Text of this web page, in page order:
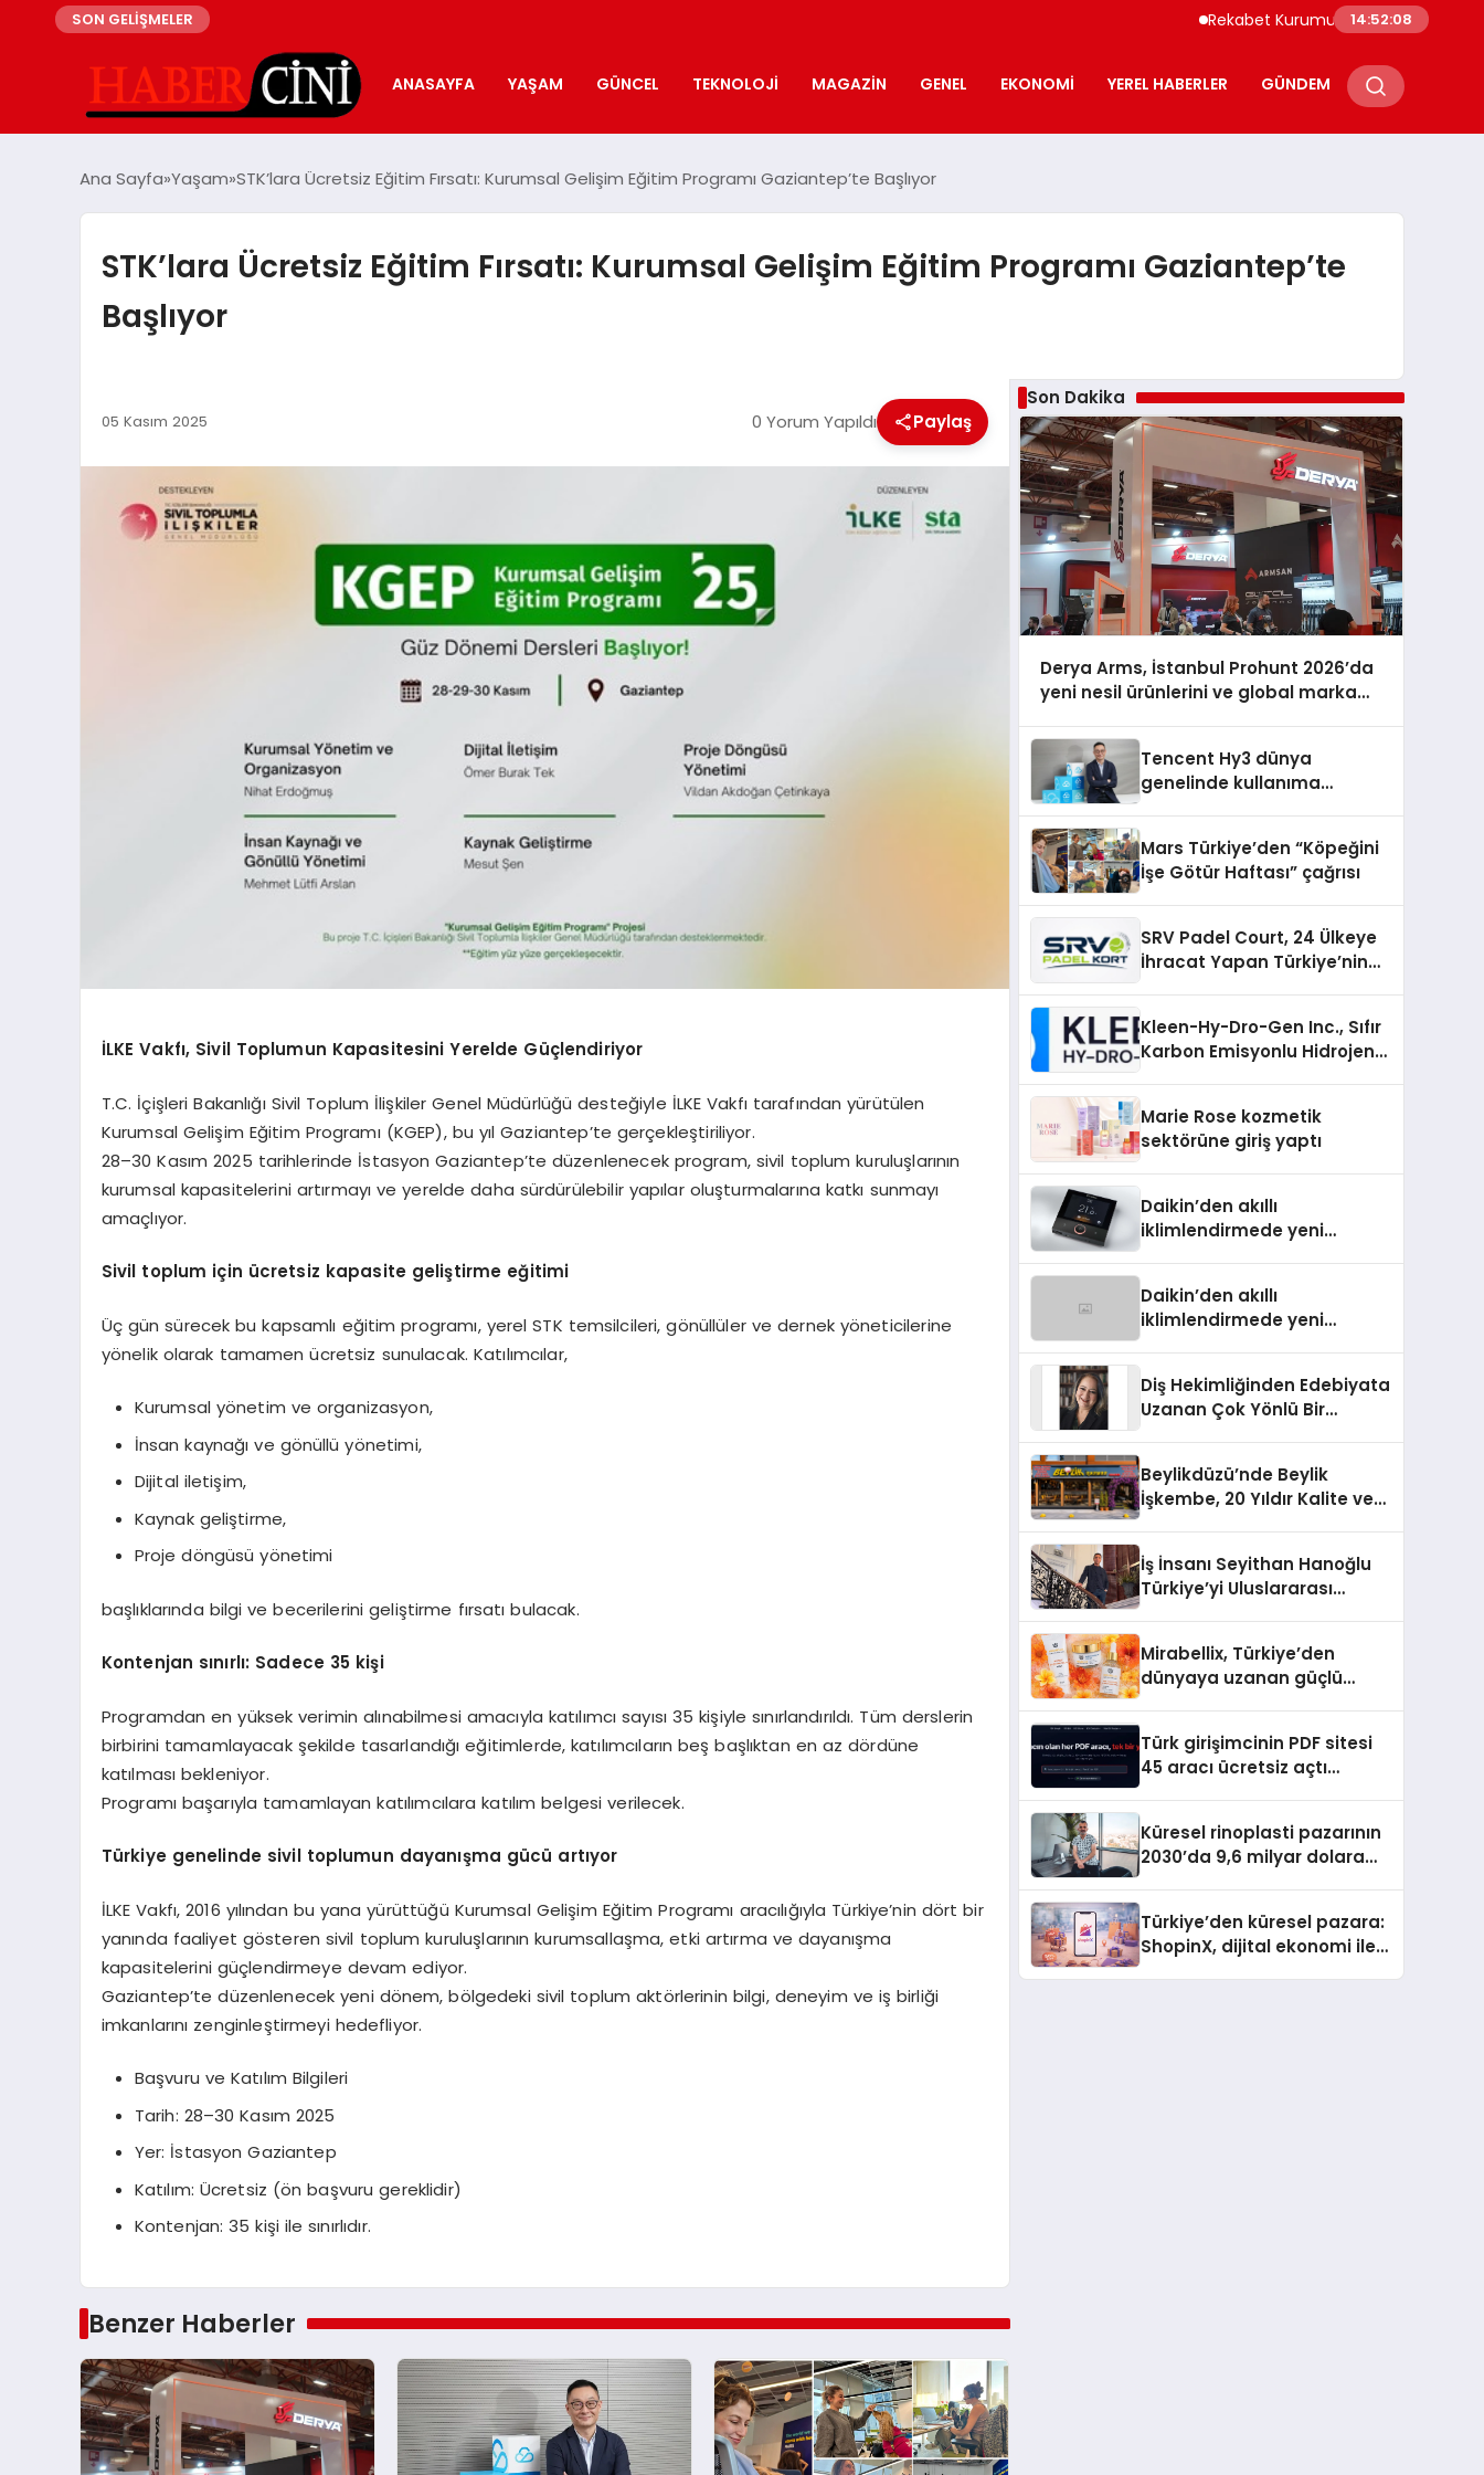
SON GELİŞMELER Rekabet Kurumu Burun Spreyi Pazarında
14:52:09
ANASAYFA YAŞAM GÜNCEL TEKNOLOJI MAGAZIN GENEL EKONOMI YEREL HABERLER GÜNDEM
Ana Sayfa Yaşam STK’lara Ücretsiz Eğitim Fırsatı: Kurumsal Gelişim Eğitim Programı Gaziantep’te Başlıyor
STK’lara Ücretsiz Eğitim Fırsatı: Kurumsal Gelişim Eğitim Programı Gaziantep’te
Başlıyor
05 Kasım 2025 0 Yorum Yapıldı Paylaş
İLKE Vakfı, Sivil Toplumun Kapasitesini Yerelde Güçlendiriyor
T.C. İçişleri Bakanlığı Sivil Toplum İlişkiler Genel Müdürlüğü desteğiyle İLKE Vakfı tarafından yürütülen
Kurumsal Gelişim Eğitim Programı (KGEP), bu yıl Gaziantep’te gerçekleştiriliyor.
28–30 Kasım 2025 tarihlerinde İstasyon Gaziantep’te düzenlenecek program, sivil toplum kuruluşlarının
kurumsal kapasitelerini artırmayı ve yerelde daha sürdürülebilir yapılar oluşturmalarına katkı sunmayı
amaçlıyor.
Sivil toplum için ücretsiz kapasite geliştirme eğitimi
Üç gün sürecek bu kapsamlı eğitim programı, yerel STK temsilcileri, gönüllüler ve dernek yöneticilerine
yönelik olarak tamamen ücretsiz sunulacak. Katılımcılar,
Kurumsal yönetim ve organizasyon,
İnsan kaynağı ve gönüllü yönetimi,
Dijital iletişim,
Kaynak geliştirme,
Proje döngüsü yönetimi
başlıklarında bilgi ve becerilerini geliştirme fırsatı bulacak.
Kontenjan sınırlı: Sadece 35 kişi
Programdan en yüksek verimin alınabilmesi amacıyla katılımcı sayısı 35 kişiyle sınırlandırıldı. Tüm derslerin
birbirini tamamlayacak şekilde tasarlandığı eğitimlerde, katılımcıların beş başlıktan en az dördüne
katılması bekleniyor.
Programı başarıyla tamamlayan katılımcılara katılım belgesi verilecek.
Türkiye genelinde sivil toplumun dayanışma gücü artıyor
İLKE Vakfı, 2016 yılından bu yana yürüttüğü Kurumsal Gelişim Eğitim Programı aracılığıyla Türkiye’nin dört bir
yanında faaliyet gösteren sivil toplum kuruluşlarının kurumsallaşma, etki artırma ve dayanışma
kapasitelerini güçlendirmeye devam ediyor.
Gaziantep’te düzenlenecek yeni dönem, bölgedeki sivil toplum aktörlerinin bilgi, deneyim ve iş birliği
imkanlarını zenginleştirmeyi hedefliyor.
Başvuru ve Katılım Bilgileri
Tarih: 28–30 Kasım 2025
Yer: İstasyon Gaziantep
Katılım: Ücretsiz (ön başvuru gereklidir)
Kontenjan: 35 kişi ile sınırlıdır.
Benzer Haberler
Son Dakika
Derya Arms, İstanbul Prohunt 2026’da
yeni nesil ürünlerini ve global marka
Tencent Hy3 dünya
genelinde kullanıma
Mars Türkiye’den “Köpeğini
İşe Götür Haftası” çağrısı
SRV Padel Court, 24 Ülkeye
İhracat Yapan Türkiye’nin
Kleen-Hy-Dro-Gen Inc., Sıfır
Karbon Emisyonlu Hidrojen
Aldı
Marie Rose kozmetik
sektörüne giriş yaptı
Daikin’den akıllı
iklimlendirmede yeni
Daikin’den akıllı
iklimlendirmede yeni
Diş Hekimliğinden Edebiyata
Uzanan Çok Yönlü Bir
Beylikdüzü’nde Beylik
İşkembe, 20 Yıldır Kalite ve
İş İnsanı Seyithan Hanoğlu
Türkiye’yi Uluslararası
Mirabellix, Türkiye’den
dünyaya uzanan güçlü
Türk girişimcinin PDF sitesi
45 aracı ücretsiz açtı
Küresel rinoplasti pazarının
2030’da 9,6 milyar dolara
Türkiye’den küresel pazara:
ShopinX, dijital ekonomi ile